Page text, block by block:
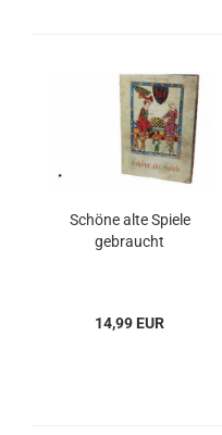
Schöne alte Spiele
gebraucht
14,99 EUR